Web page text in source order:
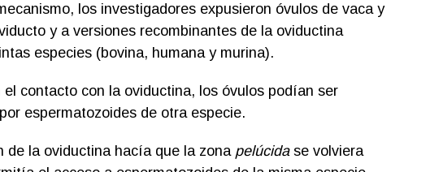
los investigadores expusieron óvulos de vaca y
y a versiones recombinantes de la oviductina
especies (bovina, humana y murina).
el contacto con la oviductina, los óvulos podían ser
espermatozoides de otra especie.
de la oviductina hacía que la zona pelúcidase volviera